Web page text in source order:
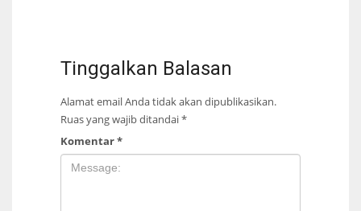
Tinggalkan Balasan
Alamat email Anda tidak akan dipublikasikan.
Ruas yang wajib ditandai*
Komentar*